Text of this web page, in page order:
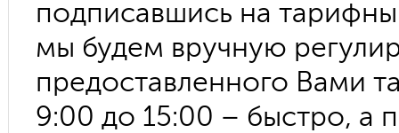
подписавшись на
мы будем вручную
предоставленного Вами
9:00 до 15:00 – быстро, а